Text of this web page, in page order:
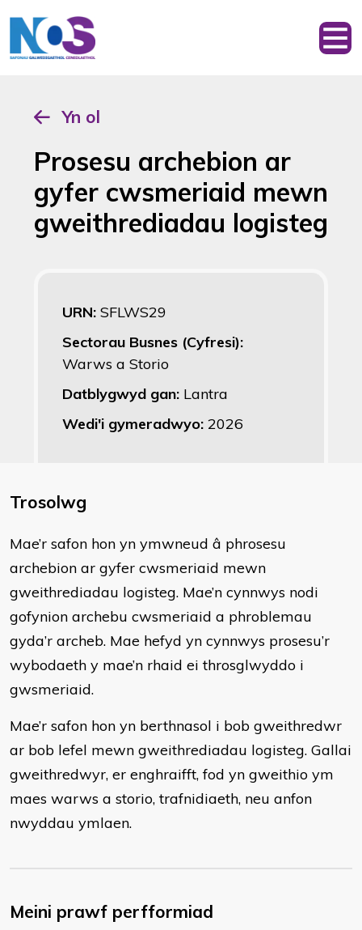
Yn ol
Prosesu archebion ar
gyfer cwsmeriaid mewn
gweithrediadau logisteg
URN: SFLWS29
Sectorau Busnes (Cyfresi):
Warws a Storio
Datblygwyd gan: Lantra
Wedi'i gymeradwyo: 2026
Trosolwg
​Mae’r safon hon yn ymwneud â phrosesu
archebion ar gyfer cwsmeriaid mewn
gweithrediadau logisteg. Mae’n cynnwys nodi
gofynion archebu cwsmeriaid a phroblemau
gyda’r archeb. Mae hefyd yn cynnwys prosesu’r
wybodaeth y mae’n rhaid ei throsglwyddo i
gwsmeriaid.
Mae’r safon hon yn berthnasol i bob gweithredwr
ar bob lefel mewn gweithrediadau logisteg. Gallai
gweithredwyr, er enghraifft, fod yn gweithio ym
maes warws a storio, trafnidiaeth, neu anfon
nwyddau ymlaen.
Meini prawf perfformiad